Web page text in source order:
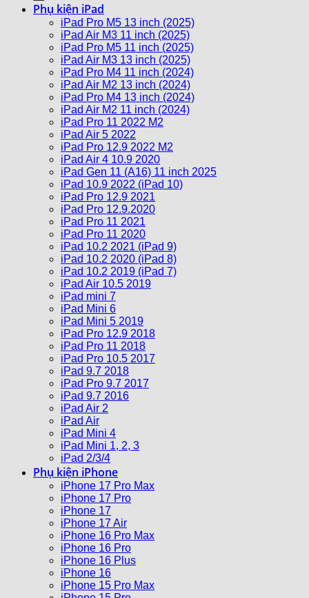
Phụ kiện iPad
iPad Pro M5 13 inch (2025)
iPad Air M3 11 inch (2025)
iPad Pro M5 11 inch (2025)
iPad Air M3 13 inch (2025)
iPad Pro M4 11 inch (2024)
iPad Air M2 13 inch (2024)
iPad Pro M4 13 inch (2024)
iPad Air M2 11 inch (2024)
iPad Pro 11 2022 M2
iPad Air 5 2022
iPad Pro 12.9 2022 M2
iPad Air 4 10.9 2020
iPad Gen 11 (A16) 11 inch 2025
iPad 10.9 2022 (iPad 10)
iPad Pro 12.9 2021
iPad Pro 12.9.2020
iPad Pro 11 2021
iPad Pro 11 2020
iPad 10.2 2021 (iPad 9)
iPad 10.2 2020 (iPad 8)
iPad 10.2 2019 (iPad 7)
iPad Air 10.5 2019
iPad mini 7
iPad Mini 6
iPad Mini 5 2019
iPad Pro 12.9 2018
iPad Pro 11 2018
iPad Pro 10.5 2017
iPad 9.7 2018
iPad Pro 9.7 2017
iPad 9.7 2016
iPad Air 2
iPad Air
iPad Mini 4
iPad Mini 1, 2, 3
iPad 2/3/4
Phụ kiện iPhone
iPhone 17 Pro Max
iPhone 17 Pro
iPhone 17
iPhone 17 Air
iPhone 16 Pro Max
iPhone 16 Pro
iPhone 16 Plus
iPhone 16
iPhone 15 Pro Max